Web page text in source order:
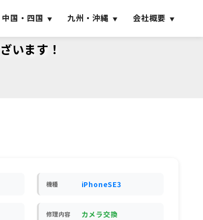
中国・四国 九州・沖縄
会社概要
います！
機種 iPhoneSE3
修理内容 カメラ交換